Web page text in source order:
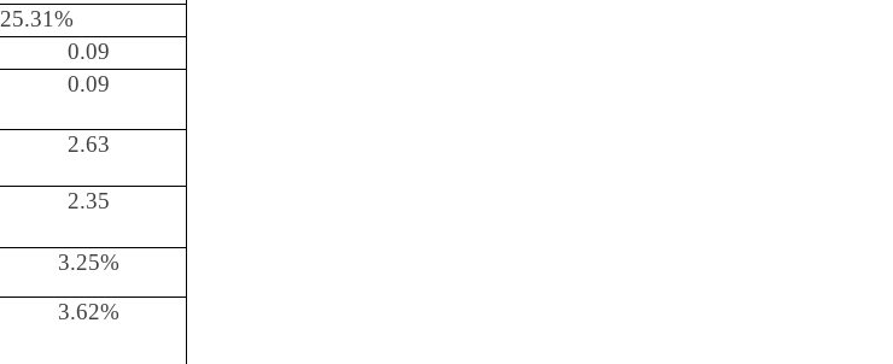
25.31%
0.09
0.09
2.63
2.35
3.25%
3.62%